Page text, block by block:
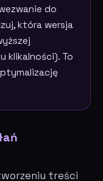
do
która wersja
klikalności). To
treści